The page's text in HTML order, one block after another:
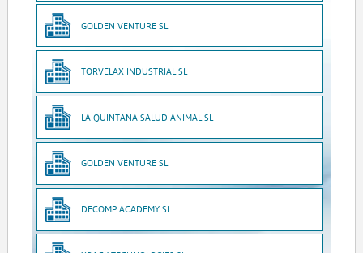
GOLDEN VENTURE SL
TORVELAX INDUSTRIAL SL
LA QUINTANA SALUD ANIMAL SL
GOLDEN VENTURE SL
DECOMP ACADEMY SL